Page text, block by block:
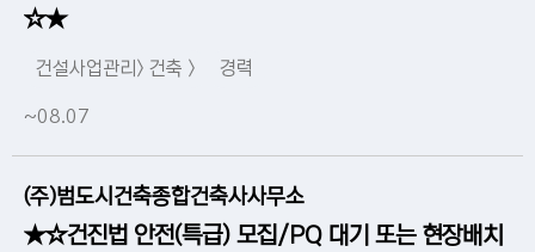
☆★
건설사업관리> 건축 > 경력
~08.07
(주)범도시건축종합건축사사무소
★☆건진법 안전(특급) 모집/PQ 대기 또는 현장배치